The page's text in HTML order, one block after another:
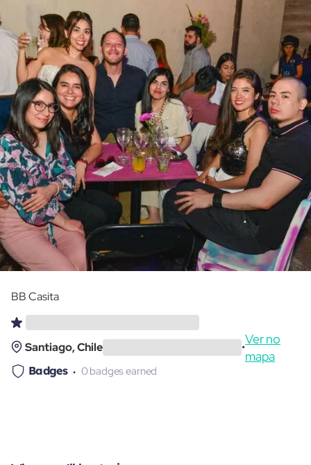
BB Casita
Santiago, Chile •
Ver no
mapa
Badges 0 badges earned